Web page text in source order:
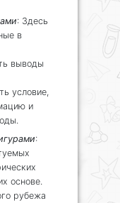
: Здесь
в
выводы
условие,
и
:
основе.
рубежа